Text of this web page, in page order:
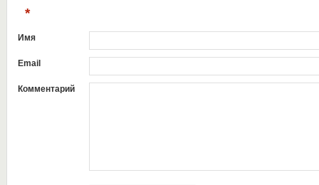
*
Имя
Email
Комментарий